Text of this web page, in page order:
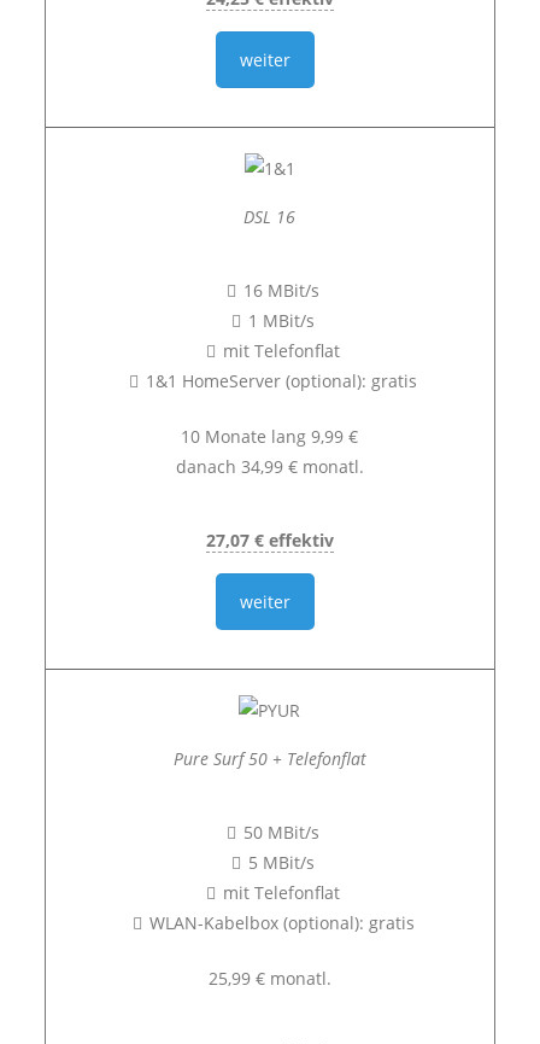
weiter
DSL 16
16 MBit/s
1 MBit/s
mit Telefonflat
1&1 HomeServer (optional): gratis
10 Monate lang 9,99 €
danach 34,99 € monatl.
27,07 € effektiv
weiter
Pure Surf 50 + Telefonflat
50 MBit/s
5 MBit/s
mit Telefonflat
WLAN-Kabelbox (optional): gratis
25,99 € monatl.